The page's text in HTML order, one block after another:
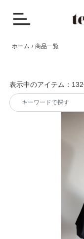
ホーム / 商品一覧
表示中のアイテム：